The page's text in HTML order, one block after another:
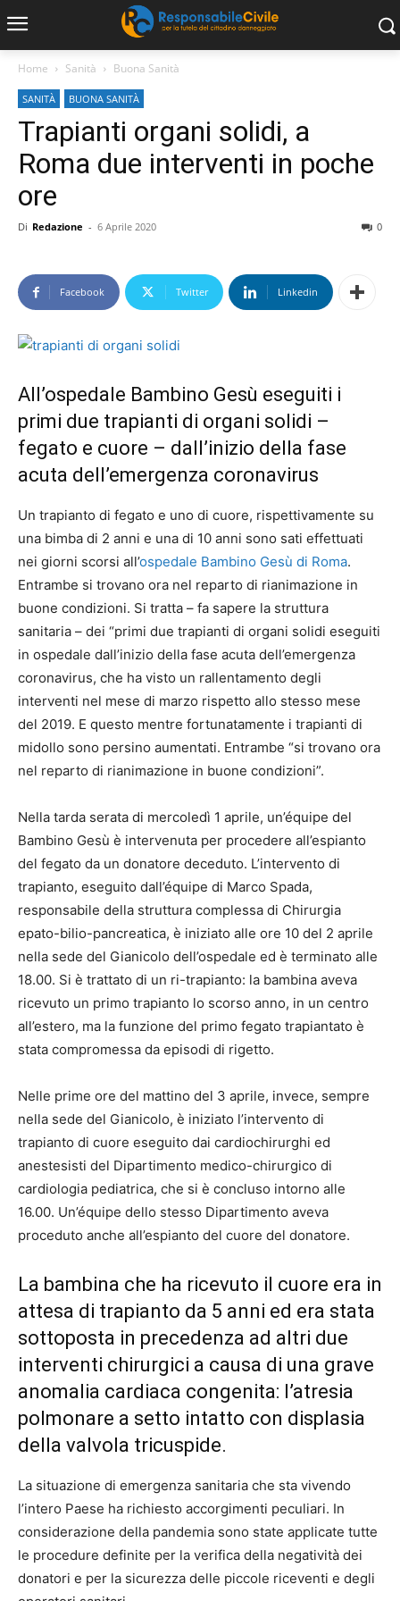
Home Sanità Buona Sanità
SANITÀ BUONA SANITÀ
Trapianti organi solidi, a
Roma due interventi in poche
ore
Di Redazione - 6 Aprile 2020 0
Facebook Twitter Linkedin
All’ospedale Bambino Gesù eseguiti i
primi due trapianti di organi solidi –
fegato e cuore – dall’inizio della fase
acuta dell’emergenza coronavirus
Un trapianto di fegato e uno di cuore, rispettivamente su
una bimba di 2 anni e una di 10 anni sono sati effettuati
nei giorni scorsi all’ospedale Bambino Gesù di Roma.
Entrambe si trovano ora nel reparto di rianimazione in
buone condizioni. Si tratta – fa sapere la struttura
sanitaria – dei “primi due trapianti di organi solidi eseguiti
in ospedale dall’inizio della fase acuta dell’emergenza
coronavirus, che ha visto un rallentamento degli
interventi nel mese di marzo rispetto allo stesso mese
del 2019. E questo mentre fortunatamente i trapianti di
midollo sono persino aumentati. Entrambe “si trovano ora
nel reparto di rianimazione in buone condizioni”.
Nella tarda serata di mercoledì 1 aprile, un’équipe del
Bambino Gesù è intervenuta per procedere all’espianto
del fegato da un donatore deceduto. L’intervento di
trapianto, eseguito dall’équipe di Marco Spada,
responsabile della struttura complessa di Chirurgia
epato-bilio-pancreatica, è iniziato alle ore 10 del 2 aprile
nella sede del Gianicolo dell’ospedale ed è terminato alle
18.00. Si è trattato di un ri-trapianto: la bambina aveva
ricevuto un primo trapianto lo scorso anno, in un centro
all’estero, ma la funzione del primo fegato trapiantato è
stata compromessa da episodi di rigetto.
Nelle prime ore del mattino del 3 aprile, invece, sempre
nella sede del Gianicolo, è iniziato l’intervento di
trapianto di cuore eseguito dai cardiochirurghi ed
anestesisti del Dipartimento medico-chirurgico di
cardiologia pediatrica, che si è concluso intorno alle
16.00. Un’équipe dello stesso Dipartimento aveva
proceduto anche all’espianto del cuore del donatore.
La bambina che ha ricevuto il cuore era in
attesa di trapianto da 5 anni ed era stata
sottoposta in precedenza ad altri due
interventi chirurgici a causa di una grave
anomalia cardiaca congenita: l’atresia
polmonare a setto intatto con displasia
della valvola tricuspide.
La situazione di emergenza sanitaria che sta vivendo
l’intero Paese ha richiesto accorgimenti peculiari. In
considerazione della pandemia sono state applicate tutte
le procedure definite per la verifica della negatività dei
donatori e per la sicurezza delle piccole riceventi e degli